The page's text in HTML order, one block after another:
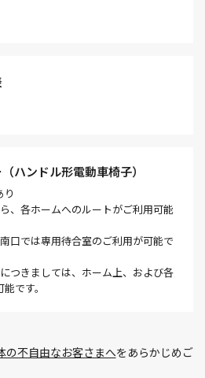
ハンドル形電動車椅子）
り
ら、各ホームへのルートがご利用可能
南口では専用待合室のご利用が可能で
につきましては、ホーム上、および各
です。
の不自由なお客さまへをあらかじめご